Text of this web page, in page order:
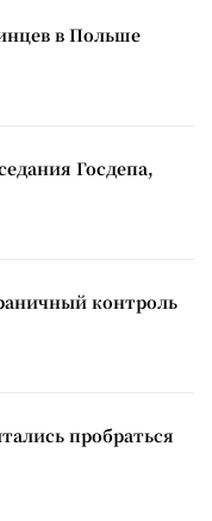
в Польше
Госдепа,
контроль
пробраться